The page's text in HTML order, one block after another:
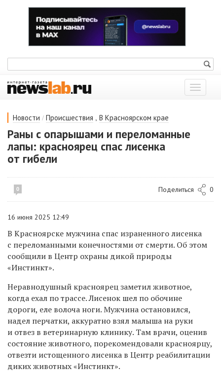
Показать
меню
Новости / Происшествия , В Красноярском крае
Раны с опарышами и переломанные
лапы: красноярец спас лисенка
от гибели
0 Поделиться 0
16 июня 2025 12:49
В Красноярске мужчина спас израненного лисенка
с переломанными конечностями от смерти. Об этом
сообщили в Центр охраны дикой природы
«Инстинкт».
Неравнодушный красноярец заметил животное,
когда ехал по трассе. Лисенок шел по обочине
дороги, еле волоча ноги. Мужчина остановился,
надел перчатки, аккуратно взял малыша на руки
и отвез в ветеринарную клинику. Там врачи, оценив
состояние животного, порекомендовали красноярцу,
отвезти истощенного лисенка в Центр реабилитации
диких животных «Инстинкт».